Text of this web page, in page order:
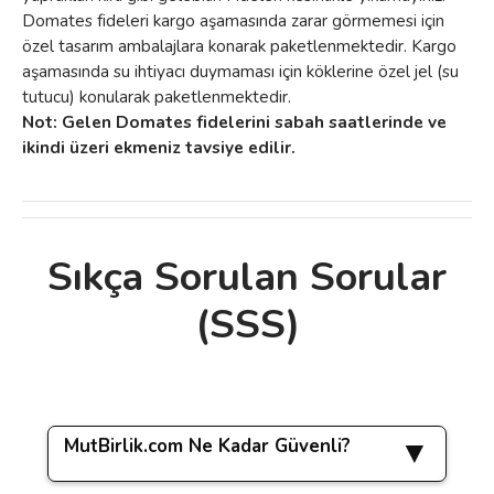
Domates fideleri kargo aşamasında zarar görmemesi için
özel tasarım ambalajlara konarak paketlenmektedir. Kargo
aşamasında su ihtiyacı duymaması için köklerine özel jel (su
tutucu) konularak paketlenmektedir.
Not: Gelen Domates fidelerini sabah saatlerinde ve
ikindi üzeri ekmeniz tavsiye edilir.
Bu ürüne ilk yorumu siz yapın!
Yorum Yaz
Bu ürünün fiyat bilgisi, resim, ürün
açıklamalarında ve diğer konularda yetersiz
gördüğünüz noktaları öneri formunu
Ürün resmi kalitesiz, bozuk veya
Sıkça Sorulan Sorular
(SSS)
MutBirlik.com Ne Kadar Güvenli?